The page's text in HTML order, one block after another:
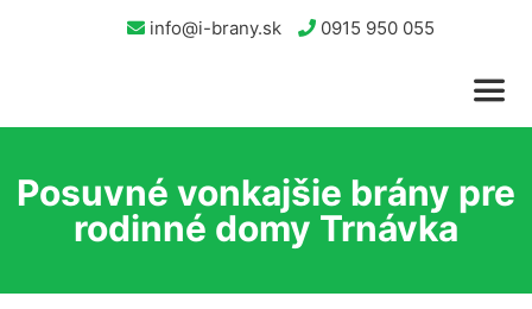
info@i-brany.sk 0915 950 055
Posuvné vonkajšie brány pre
rodinné domy Trnávka